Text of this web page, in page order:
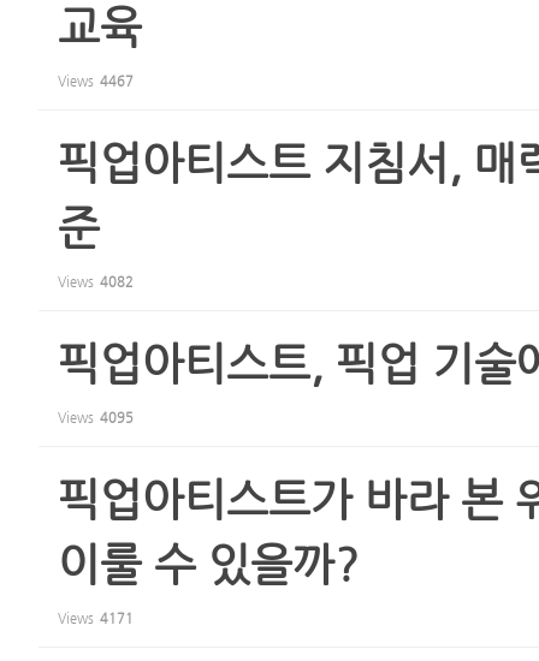
교육
Views 4467
픽업아티스트 지침서, 매
준
Views 4082
픽업아티스트, 픽업 기술
Views 4095
픽업아티스트가 바라 본
이룰 수 있을까?
Views 4171